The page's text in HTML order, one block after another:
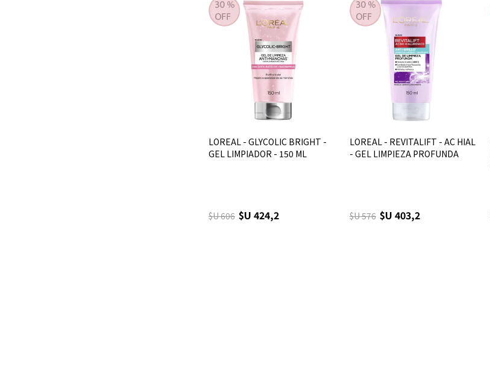
LOREAL - GLYCOLIC BRIGHT -
GEL LIMPIADOR - 150 ML
$U 606 $U 424,2
LOREAL - REVITALIFT - AC HIAL
- GEL LIMPIEZA PROFUNDA
$U 576 $U 403,2